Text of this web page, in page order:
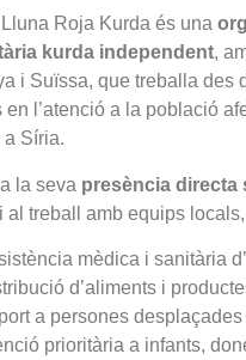
Roja Kurda és una
kurda independent,
i Suïssa, que treballa des
en l’atenció a la població
Síria.
la seva presència directa
i al treball amb equips
mèdica i sanitària
d’aliments i
a persones desplaçades
prioritària a infants,